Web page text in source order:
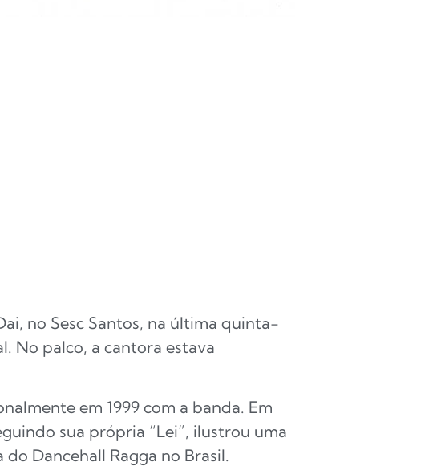
no Sesc Santos, na última quinta-
No palco, a cantora estava
em 1999 com a banda. Em
sua própria “Lei”, ilustrou uma
Dancehall Ragga no Brasil.